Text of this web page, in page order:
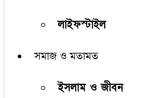
লাইফস্টাইল
সমাজ ও মতামত
ইসলাম ও জীবন